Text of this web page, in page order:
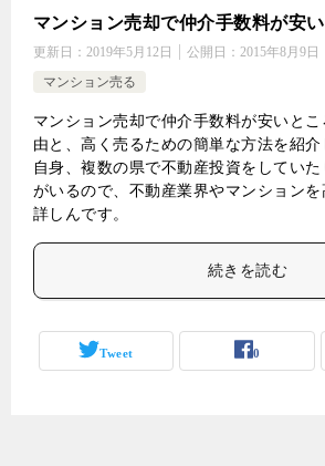
マンション売却で仲介手数料が安
更新日： 2019年5月12日 公開日： 2015年8月9日
マンション売る
マンション売却で仲介手数料が安いと
由と、高く売るための簡単な方法を紹
自身、複数の県で不動産投資をしてい
がいるので、不動産業界やマンション
詳しんです。
続きを読む
Tweet 0